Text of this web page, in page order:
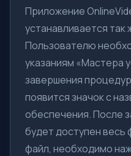
Приложение
устанавливается
Пользователю
указаниям «Мастера
завершения
появится значок с
обеспечения. После
будет доступен весь
файл, необходимо